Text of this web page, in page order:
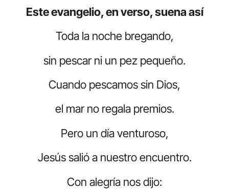
Este evangelio, en verso, suena así
Toda la noche bregando,
sin pescar ni un pez pequeño.
Cuando pescamos sin Dios,
el mar no regala premios.
Pero un día venturoso,
Jesús salió a nuestro encuentro.
Con alegría nos dijo: